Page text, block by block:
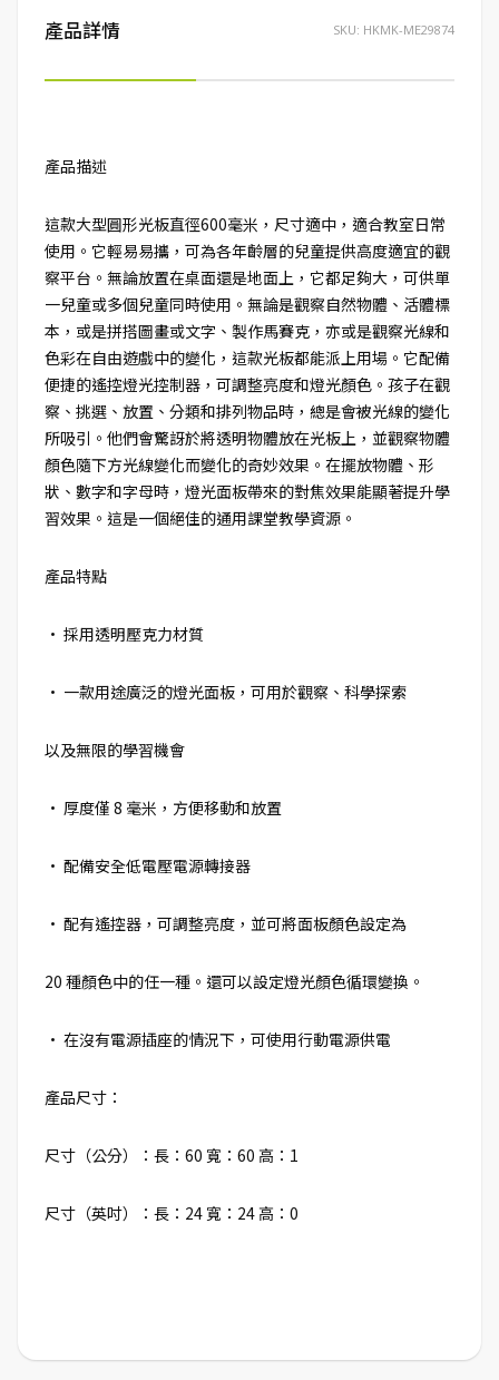
產品詳情 SKU: HKMK-ME29874
產品描述
這款大型圓形光板直徑600毫米，尺寸適中，適合教室日常
使用。它輕易易攜，可為各年齡層的兒童提供高度適宜的觀
察平台。無論放置在桌面還是地面上，它都足夠大，可供單
一兒童或多個兒童同時使用。無論是觀察自然物體、活體標
本，或是拼搭圖畫或文字、製作馬賽克，亦或是觀察光線和
色彩在自由遊戲中的變化，這款光板都能派上用場。它配備
便捷的遙控燈光控制器，可調整亮度和燈光顏色。孩子在觀
察、挑選、放置、分類和排列物品時，總是會被光線的變化
所吸引。他們會驚訝於將透明物體放在光板上，並觀察物體
顏色隨下方光線變化而變化的奇妙效果。在擺放物體、形
狀、數字和字母時，燈光面板帶來的對焦效果能顯著提升學
習效果。這是一個絕佳的通用課堂教學資源。
產品特點
• 採用透明壓克力材質
• 一款用途廣泛的燈光面板，可用於觀察、科學探索
以及無限的學習機會
• 厚度僅 8 毫米，方便移動和放置
• 配備安全低電壓電源轉接器
• 配有遙控器，可調整亮度，並可將面板顏色設定為
20 種顏色中的任一種。還可以設定燈光顏色循環變換。
• 在沒有電源插座的情況下，可使用行動電源供電
產品尺寸：
尺寸（公分）：長：60 寬：60 高：1
尺寸（英吋）：長：24 寬：24 高：0